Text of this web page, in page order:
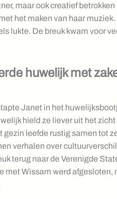
maar ook creatief
het maken van haar
lukte. De breuk kwam voor
huwelijk met
Janet in het
hield ze liever uit het
gezin leefde rustig samen tot
verhalen over
terug naar de Verenigde
met Wissam werd